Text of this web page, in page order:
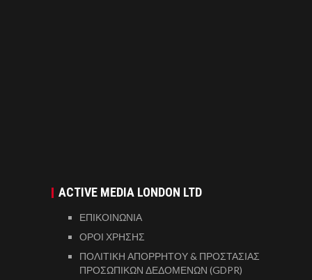
ACTIVE MEDIA LONDON LTD
ΕΠΙΚΟΙΝΩΝΙΑ
ΟΡΟΙ ΧΡΗΣΗΣ
ΠΟΛΙΤΙΚΗ ΑΠΟΡΡΗΤΟΥ & ΠΡΟΣΤΑΣΙΑΣ
ΠΡΟΣΩΠΙΚΩΝ ΔΕΔΟΜΕΝΩΝ (GDPR)